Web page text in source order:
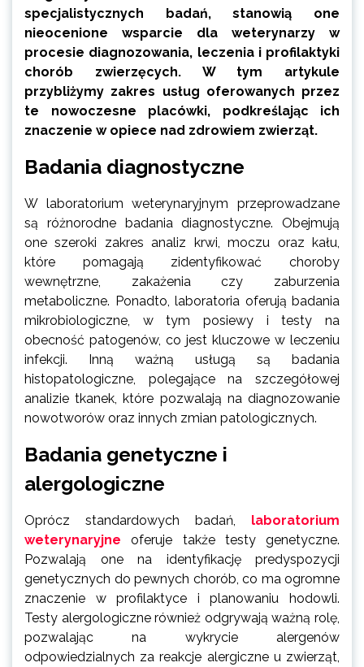
specjalistycznych badań, stanowią one
nieocenione wsparcie dla weterynarzy w
procesie diagnozowania, leczenia i profilaktyki
chorób zwierzęcych. W tym artykule
przybliżymy zakres usług oferowanych przez
te nowoczesne placówki, podkreślając ich
znaczenie w opiece nad zdrowiem zwierząt.
Badania diagnostyczne
W laboratorium weterynaryjnym przeprowadzane
są różnorodne badania diagnostyczne. Obejmują
one szeroki zakres analiz krwi, moczu oraz kału,
które pomagają zidentyfikować choroby
wewnętrzne, zakażenia czy zaburzenia
metaboliczne. Ponadto, laboratoria oferują badania
mikrobiologiczne, w tym posiewy i testy na
obecność patogenów, co jest kluczowe w leczeniu
infekcji. Inną ważną usługą są badania
histopatologiczne, polegające na szczegółowej
analizie tkanek, które pozwalają na diagnozowanie
nowotworów oraz innych zmian patologicznych.
Badania genetyczne i
alergologiczne
Oprócz standardowych badań, laboratorium
weterynaryjne oferuje także testy genetyczne.
Pozwalają one na identyfikację predyspozycji
genetycznych do pewnych chorób, co ma ogromne
znaczenie w profilaktyce i planowaniu hodowli.
Testy alergologiczne również odgrywają ważną rolę,
pozwalając na wykrycie alergenów
odpowiedzialnych za reakcje alergiczne u zwierząt,